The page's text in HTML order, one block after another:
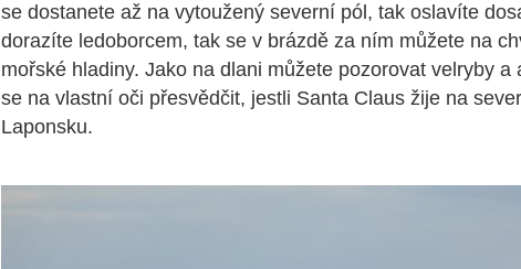
se dostanete až na vytoužený severní pól, tak oslavíte
dorazíte ledoborcem, tak se v brázdě za ním můžete na
mořské hladiny. Jako na dlani můžete pozorovat velryby a
se na vlastní oči přesvědčit, jestli Santa Claus žije na
Laponsku.